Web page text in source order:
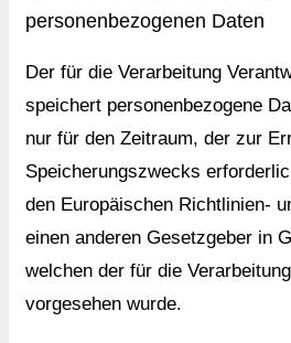
personenbezogenen Daten
Der für die Verarbeitung
speichert personenbezogene
nur für den Zeitraum, der zur
Speicherungszwecks
den Europäischen Richtlinien-
einen anderen Gesetzgeber in
welchen der für die
vorgesehen wurde.